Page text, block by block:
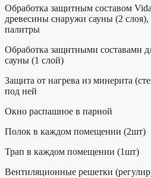
Обработка защитным составом
древесины снаружи сауны (2
палитры
Обработка защитными составами
сауны (1 слой)
Защита от нагрева из минерита
под ней
Окно распашное в парной
Полок в каждом помещении (2шт)
Трап в каждом помещении (1шт)
Вентиляционные решетки